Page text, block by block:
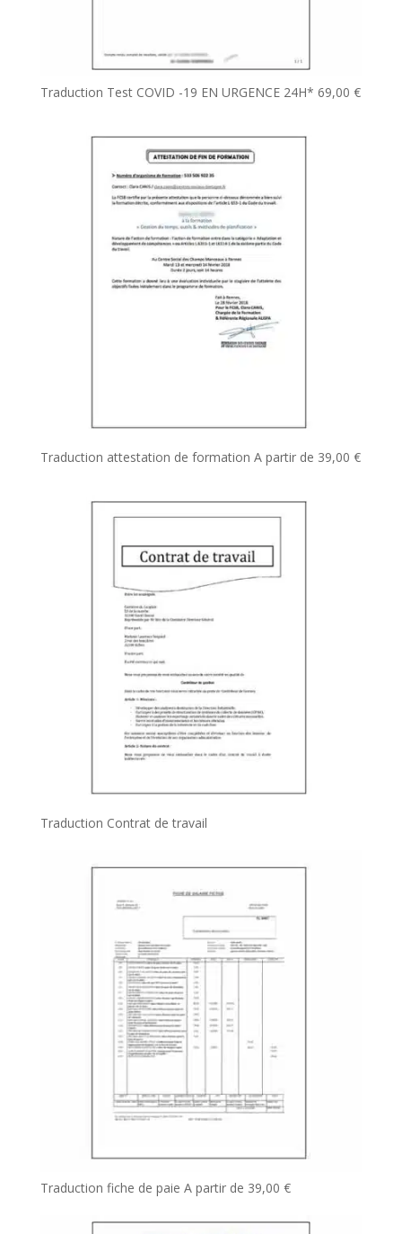
Traduction Test COVID -19 EN URGENCE 24H* 69,00 €
Traduction attestation de formation A partir de 39,00 €
Traduction Contrat de travail
Traduction fiche de paie A partir de 39,00 €